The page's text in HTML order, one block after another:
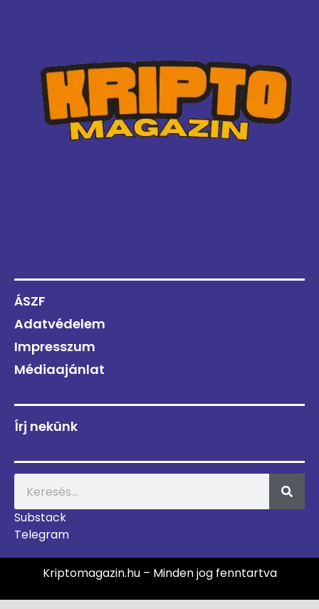
ÁSZF
Adatvédelem
Impresszum
Médiaajánlat
Írj nekünk
Substack
Telegram
Kriptomagazin.hu – Minden jog fenntartva